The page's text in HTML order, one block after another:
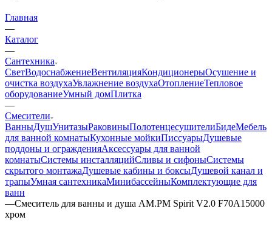
Главная
—
Каталог
—
Сантехника
СветВодоснабжениеВентиляцияКондиционерыОсушение и
очистка воздухаУвлажнение воздухаОтоплениеТепловое
оборудованиеУмный домПлитка
—
Смесители
ВанныДушУнитазыРаковиныПолотенцесушителиБидеМебель
для ванной комнатыКухонные мойкиПиссуарыДушевые
поддоны и огражденияАксессуары для ванной
комнатыСистемы инсталляцийСливы и сифоныСистемы
скрытого монтажаДушевые кабины и боксыДушевой канал и
трапыУмная сантехникаМинибассейныКомплектующие для
ванн
—Смеситель для ванны и душа AM.PM Spirit V2.0 F70A15000
хром